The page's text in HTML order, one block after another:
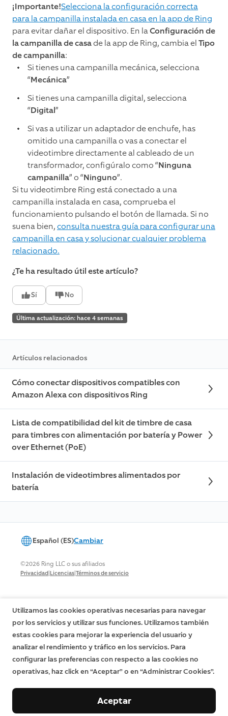
¡Importante!Selecciona la configuración correcta
para la campanilla instalada en casa en la app de Ring
para evitar dañar el dispositivo. En laConfiguración de
la campanilla de casade la app de Ring, cambia elTipo
de campanilla:
Si tienes una campanilla mecánica, selecciona
“Mecánica”
Si tienes una campanilla digital, selecciona
“Digital”
Si vas a utilizar un adaptador de enchufe, has
omitido una campanilla o vas a conectar el
videotimbre directamente al cableado de un
transformador, configúralo como “Ninguna
campanilla” o “Ninguno”.
Si tu videotimbre Ring está conectado a una
campanilla instalada en casa, comprueba el
funcionamiento pulsando el botón de llamada. Si no
suena bien,consulta nuestra guía para configurar una
campanilla en casa y solucionar cualquier problema
relacionado.
¿Te ha resultado útil este artículo?
Sí No
Última actualización: hace 4 semanas
Artículos relacionados
Cómo conectar dispositivos compatibles con
Amazon Alexa con dispositivos Ring
Lista de compatibilidad del kit de timbre de casa
para timbres con alimentación por batería y Power
over Ethernet (PoE)
Instalación de videotimbres alimentados por
batería
Español (ES)Cambiar
©2026 Ring LLC o sus afiliados
Privacidad|Licencias|Términos de servicio
Utilizamos las cookies operativas necesarias para navegar
por los servicios y utilizar sus funciones. Utilizamos también
estas cookies para mejorar la experiencia del usuario y
analizar el rendimiento y tráfico en los servicios. Para
configurar las preferencias con respecto a las cookies no
operativas, haz click en “Aceptar” o en “Administrar Cookies”.
Aceptar